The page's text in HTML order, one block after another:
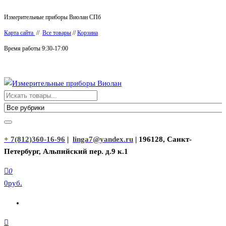
к
содержимому
Измерительные приборы Виолан СПб
Карта сайта // Все товары //Корзина
Время работы 9:30-17:00
Измерительные приборы Виолан
+ 7(812)360-16-96 | linga7@yandex.ru | 196128, Санкт-
Петербург, Альпийский пер. д.9 к.1
0
0руб.